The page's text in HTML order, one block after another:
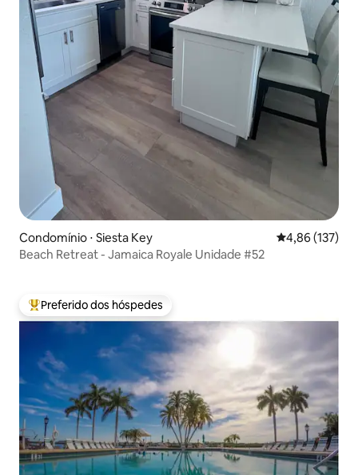
Condomínio ⋅ Siesta Key 4,86 de uma
4,86 (137)
Beach Retreat - Jamaica Royale Unidade #52
Entre os melhores preferidos dos hóspedes
Preferido dos hóspedes